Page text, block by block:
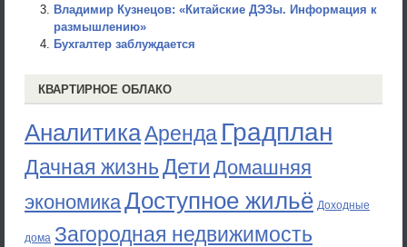
Владимир Кузнецов: «Китайские ДЭЗы. Информация к
размышлению»
Бухгалтер заблуждается
КВАРТИРНОЕ ОБЛАКО
АналитикаАренда Градплан
Дачная жизньДети Домашняя
экономикаДоступное жильё Доходные
дома Загородная недвижимость